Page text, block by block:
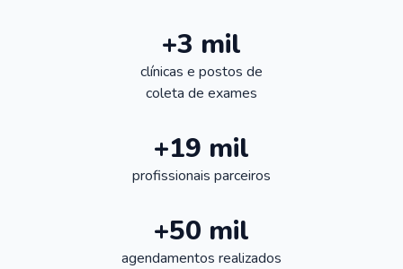
+3 mil
clínicas e postos de
coleta de exames
+19 mil
profissionais parceiros
+50 mil
agendamentos realizados